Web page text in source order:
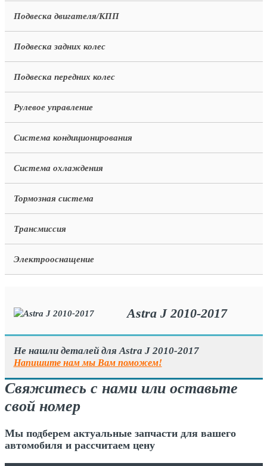
Подвеска двигателя/КПП
Подвеска задних колес
Подвеска передних колес
Рулевое управление
Система кондиционирования
Система охлаждения
Тормозная система
Трансмиссия
Электрооснащение
Astra J 2010-2017
Не нашли деталей для Astra J 2010-2017
Напишите нам мы Вам поможем!
Свяжитесь с нами или оставьте
свой номер
Мы подберем актуальные запчасти для вашего
автомобиля и рассчитаем цену